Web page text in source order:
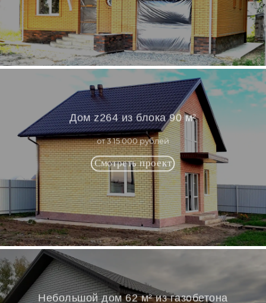
Дом z264 из блока 90 м²
от 3 15 000 рублей
Небольшой дом 62 м² из газобетона